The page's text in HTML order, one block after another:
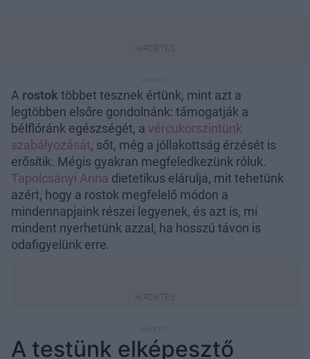
A rostok többet tesznek értünk, mint azt a
legtöbben elsőre gondolnánk: támogatják a
bélflóránk egészségét, a vércukorszintünk
szabályozását, sőt, még a jóllakottság érzését is
erősítik. Mégis gyakran megfeledkezünk róluk.
Tapolcsányi Anna dietetikus elárulja, mit tehetünk
azért, hogy a rostok megfelelő módon a
mindennapjaink részei legyenek, és azt is, mi
mindent nyerhetünk azzal, ha hosszú távon is
odafigyelünk erre.
A testünk elképesztő